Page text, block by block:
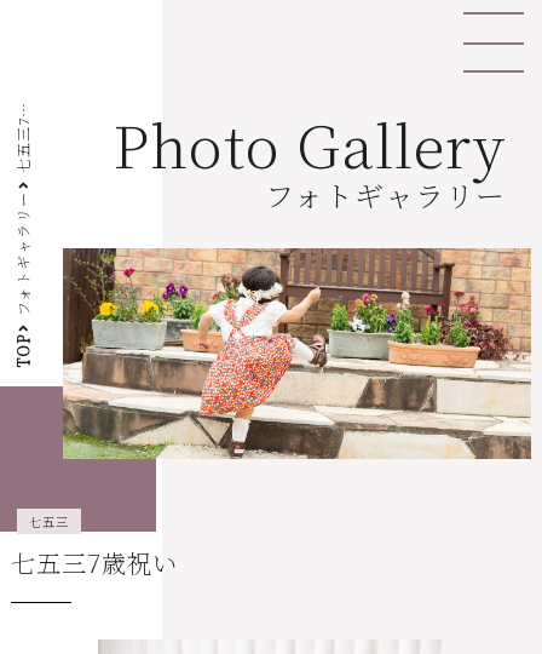
Photo Gallery
フォトギャラリー
TOP
フォトギャラリー
七
五
三
7
歳
祝
い
七五三
七五三7歳祝い